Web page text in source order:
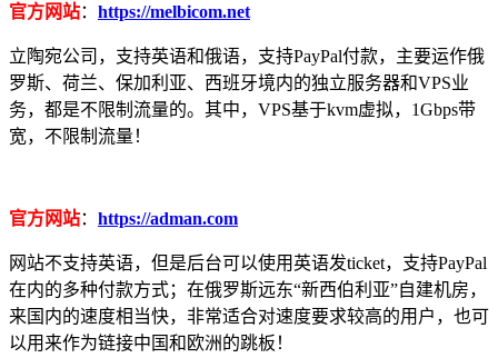
官方网站： https://melbicom.net
立陶宛公司，支持英语和俄语，支持PayPal付款，主要运作俄
罗斯、荷兰、保加利亚、西班牙境内的独立服务器和VPS业
务，都是不限制流量的。其中，VPS基于kvm虚拟，1Gbps带
宽，不限制流量！
官方网站： https://adman.com
网站不支持英语，但是后台可以使用英语发ticket，支持PayPal
在内的多种付款方式；在俄罗斯远东“新西伯利亚”自建机房，
来国内的速度相当快，非常适合对速度要求较高的用户，也可
以用来作为链接中国和欧洲的跳板！